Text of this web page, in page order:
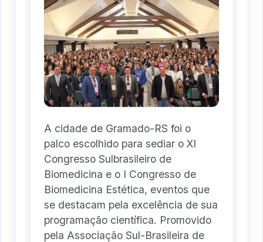
A cidade de Gramado-RS foi o
palco escolhido para sediar o XI
Congresso Sulbrasileiro de
Biomedicina e o I Congresso de
Biomedicina Estética, eventos que
se destacam pela excelência de sua
programação científica. Promovido
pela Associação Sul-Brasileira de